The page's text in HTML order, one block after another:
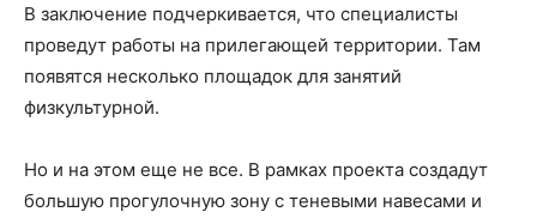
В заключение подчеркивается, что специалисты
проведут работы на прилегающей территории. Там
появятся несколько площадок для занятий
физкультурной.
Но и на этом еще не все. В рамках проекта создадут
большую прогулочную зону с теневыми навесами и